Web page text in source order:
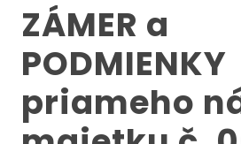
ZÁMER a
PODMIENKY
priameho